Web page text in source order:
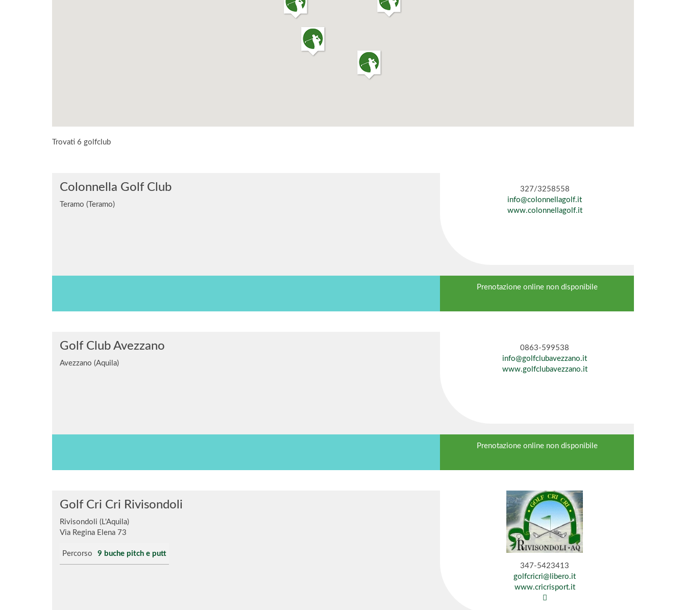
Trovati 6 golfclub
Colonnella Golf Club
Teramo (Teramo)
327/3258558
info@colonnellagolf.it
www.colonnellagolf.it
Prenotazione online non disponibile
Golf Club Avezzano
Avezzano (Aquila)
0863-599538
info@golfclubavezzano.it
www.golfclubavezzano.it
Prenotazione online non disponibile
Golf Cri Cri Rivisondoli
Rivisondoli (L'Aquila)
Via Regina Elena 73
Percorso
9 buche pitch e putt
347-5423413
golfcricri@libero.it
www.cricrisport.it